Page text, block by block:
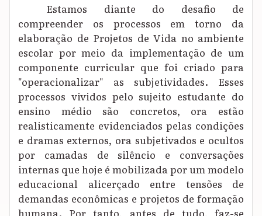
Estamos diante do desafio de
compreender os processos em torno da
elaboração de Projetos de Vida no ambiente
escolar por meio da implementação de um
componente curricular que foi criado para
"operacionalizar" as subjetividades. Esses
processos vividos pelo sujeito estudante do
ensino médio são concretos, ora estão
realisticamente evidenciados pelas condições
e dramas externos, ora subjetivados e ocultos
por camadas de silêncio e conversações
internas que hoje é mobilizada por um modelo
educacional alicerçado entre tensões de
demandas econômicas e projetos de formação
humana. Por tanto, antes de tudo, faz-se